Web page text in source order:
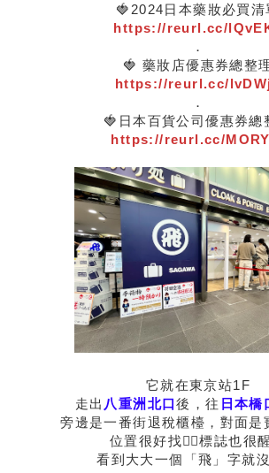
🍓2024日本藥妝必買清
https://reurl.cc/
．
🍓 藥妝店優惠券總整
https://reurl.cc/
．
🍓日本百貨公司優惠券總
https://reurl.cc/
它就在東京站1F
走出 八重洲北口後，往 日本橋
旁邊是一番街退稅櫃檯，對面是
位置很好找👍🏻標誌也很
看到大大一個「飛」字就